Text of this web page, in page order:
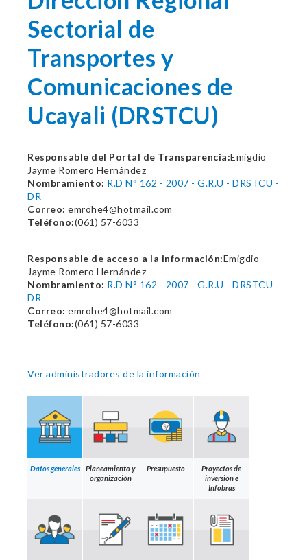
Sectorial de
Transportes y
Comunicaciones de
Ucayali (DRSTCU)
Responsable del Portal de Transparencia:Emigdio
Jayme Romero Hernández
Nombramiento: R.D N° 162 - 2007 - G.R.U - DRSTCU -
DR
Correo: emrohe4@hotmail.com
Teléfono:(061) 57-6033
Responsable de acceso a la información:Emigdio
Jayme Romero Hernández
Nombramiento: R.D N° 162 - 2007 - G.R.U - DRSTCU -
DR
Correo: emrohe4@hotmail.com
Teléfono:(061) 57-6033
Ver administradores de la información
Datos generales
Planeamiento y
organización
Presupuesto
Proyectos de
inversión e
Infobras